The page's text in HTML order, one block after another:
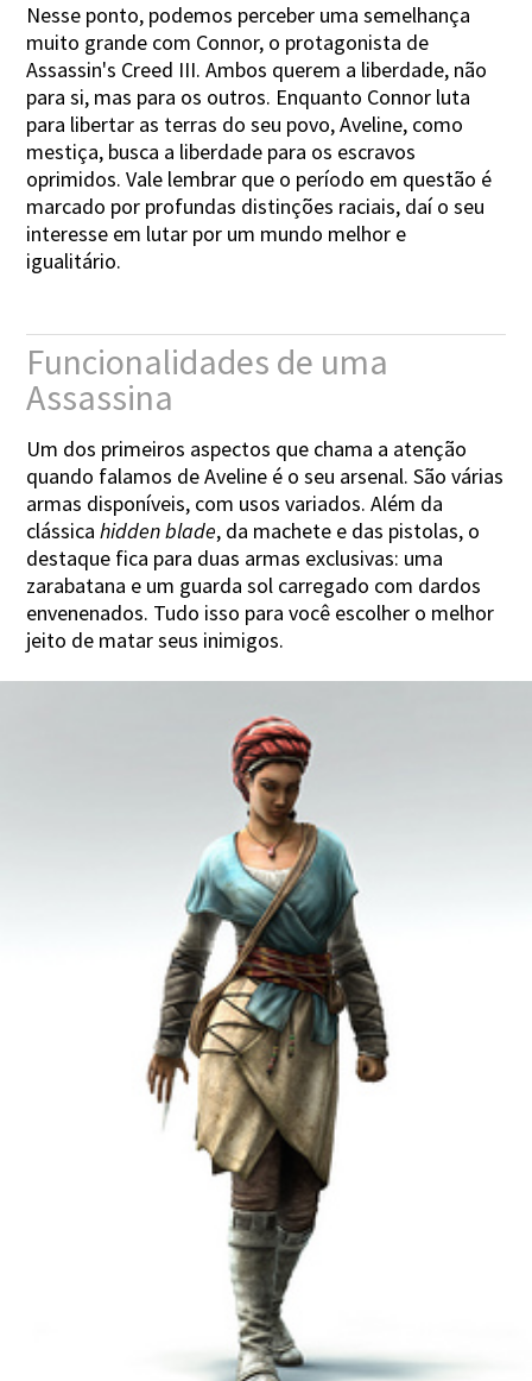
Nesse ponto, podemos perceber uma semelhança
muito grande com Connor, o protagonista de
Assassin's Creed III. Ambos querem a liberdade, não
para si, mas para os outros. Enquanto Connor luta
para libertar as terras do seu povo, Aveline, como
mestiça, busca a liberdade para os escravos
oprimidos. Vale lembrar que o período em questão é
marcado por profundas distinções raciais, daí o seu
interesse em lutar por um mundo melhor e
igualitário.
Funcionalidades de uma
Assassina
Um dos primeiros aspectos que chama a atenção
quando falamos de Aveline é o seu arsenal. São várias
armas disponíveis, com usos variados. Além da
clássicahidden blade, da machete e das pistolas, o
destaque fica para duas armas exclusivas: uma
zarabatana e um guarda sol carregado com dardos
envenenados. Tudo isso para você escolher o melhor
jeito de matar seus inimigos.